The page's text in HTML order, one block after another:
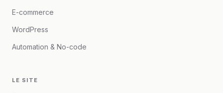
E-commerce
WordPress
Automation & No-code
LE SITE